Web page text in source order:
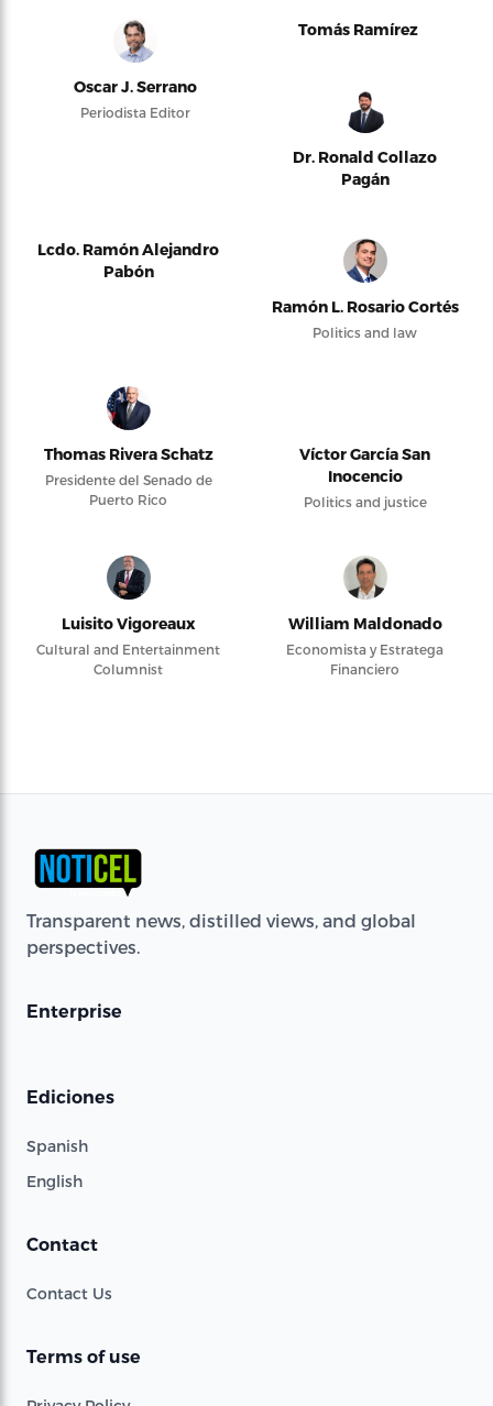
Oscar J. Serrano
Periodista Editor
Tomás Ramírez
Dr. Ronald Collazo
Pagán
Lcdo. Ramón Alejandro
Pabón
Ramón L. Rosario Cortés
Politics and law
Thomas Rivera Schatz
Presidente del Senado de
Puerto Rico
Víctor García San
Inocencio
Politics and justice
Luisito Vigoreaux
Cultural and Entertainment
Columnist
William Maldonado
Economista y Estratega
Financiero
Transparent news, distilled views, and global
perspectives.
Enterprise
Ediciones
Spanish
English
Contact
Contact Us
Terms of use